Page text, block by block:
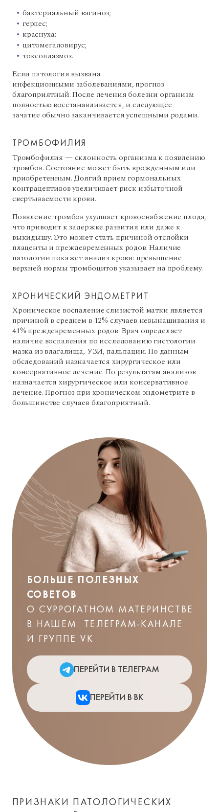
бактериальный вагиноз;
герпес;
краснуха;
цитомегаловирус;
токсоплазмоз.
Если патология вызвана
инфекционными заболеваниями, прогноз
благоприятный. После лечения болезни организм
полностью восстанавливается, и следующее
зачатие обычно заканчивается успешными родами.
ТРОМБОФИЛИЯ
Тромбофилия — склонность организма к появлению
тромбов. Состояние может быть врожденным или
приобретенным. Долгий прием гормональных
контрацептивов увеличивает риск избыточной
свертываемости крови.
Появление тромбов ухудшает кровоснабжение плода,
что приводит к задержке развития или даже к
выкидышу. Это может стать причиной отслойки
плаценты и преждевременных родов. Наличие
патологии покажет анализ крови: превышение
верхней нормы тромбоцитов указывает на проблему.
ХРОНИЧЕСКИЙ ЭНДОМЕТРИТ
Хроническое воспаление слизистой матки является
причиной в среднем в 12% случаев невынашивания и
41% преждевременных родов. Врач определяет
наличие воспаления по исследованию гистологии
мазка из влагалища, УЗИ, пальпации. По данным
обследований назначается хирургическое или
консервативное лечение. По результатам анализов
назначается хирургическое или консервативное
лечение. Прогноз при хроническом эндометрите в
большинстве случаев благоприятный.
БОЛЬШЕ ПОЛЕЗНЫХ
СОВЕТОВ
О СУРРОГАТНОМ МАТЕРИНСТВЕ
В НАШЕМ ТЕЛЕГРАМ-КАНАЛЕ
И ГРУППЕ VK
ПЕРЕЙТИ В ТЕЛЕГРАМ
ПЕРЕЙТИ В ВК
ПРИЗНАКИ ПАТОЛОГИЧЕСКИХ